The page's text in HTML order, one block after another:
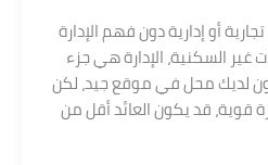
أو إدارية دون فهم الإدارة
السكنية، الإدارة هي جزء
لديك محل في موقع جيد، لكن
قوية، قد يكون العائد أقل من